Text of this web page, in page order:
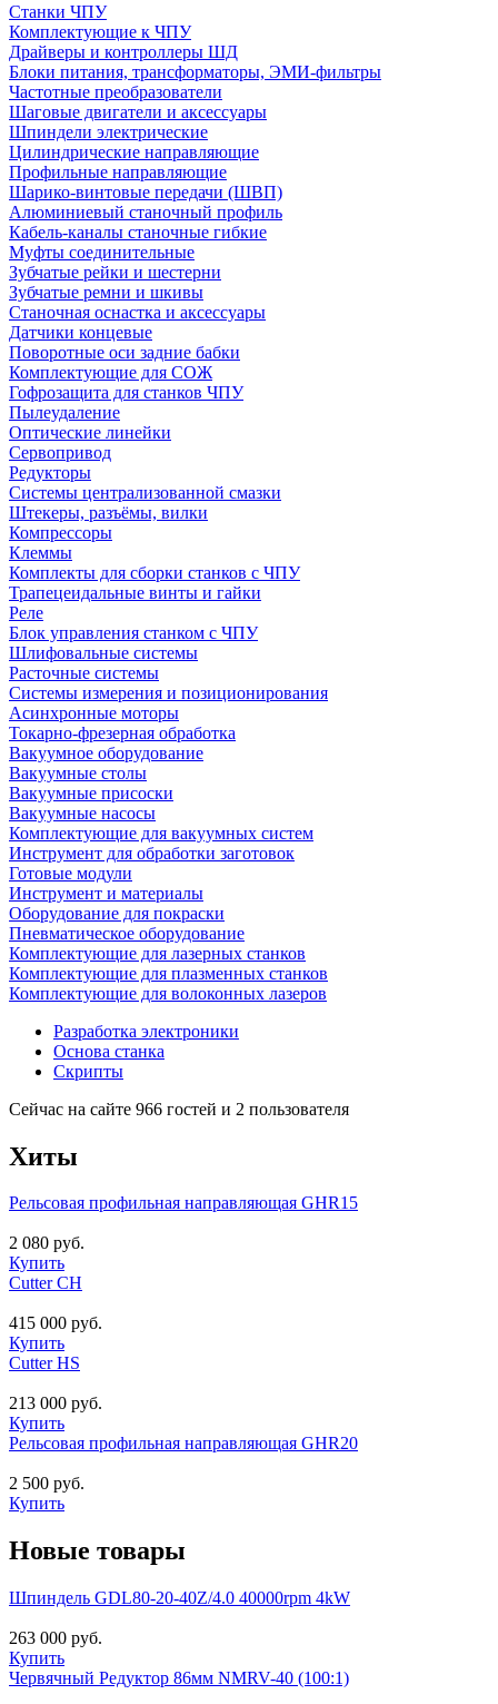
Станки ЧПУ
Комплектующие к ЧПУ
Драйверы и контроллеры ШД
Блоки питания, трансформаторы, ЭМИ-фильтры
Частотные преобразователи
Шаговые двигатели и аксессуары
Шпиндели электрические
Цилиндрические направляющие
Профильные направляющие
Шарико-винтовые передачи (ШВП)
Алюминиевый станочный профиль
Кабель-каналы станочные гибкие
Муфты соединительные
Зубчатые рейки и шестерни
Зубчатые ремни и шкивы
Станочная оснастка и аксессуары
Датчики концевые
Поворотные оси задние бабки
Комплектующие для СОЖ
Гофрозащита для станков ЧПУ
Пылеудаление
Оптические линейки
Сервопривод
Редукторы
Системы централизованной смазки
Штекеры, разъёмы, вилки
Компрессоры
Клеммы
Комплекты для сборки станков с ЧПУ
Трапецеидальные винты и гайки
Реле
Блок управления станком с ЧПУ
Шлифовальные системы
Расточные системы
Системы измерения и позиционирования
Асинхронные моторы
Токарно-фрезерная обработка
Вакуумное оборудование
Вакуумные столы
Вакуумные присоски
Вакуумные насосы
Комплектующие для вакуумных систем
Инструмент для обработки заготовок
Готовые модули
Инструмент и материалы
Оборудование для покраски
Пневматическое оборудование
Комплектующие для лазерных станков
Комплектующие для плазменных станков
Комплектующие для волоконных лазеров
Разработка электроники
Основа станка
Скрипты
Сейчас на сайте 966 гостей и 2 пользователя
Хиты
Рельсовая профильная направляющая GHR15
2 080 руб.
Купить
Cutter CH
415 000 руб.
Купить
Cutter HS
213 000 руб.
Купить
Рельсовая профильная направляющая GHR20
2 500 руб.
Купить
Новые товары
Шпиндель GDL80-20-40Z/4.0 40000rpm 4kW
263 000 руб.
Купить
Червячный Редуктор 86мм NMRV-40 (100:1)